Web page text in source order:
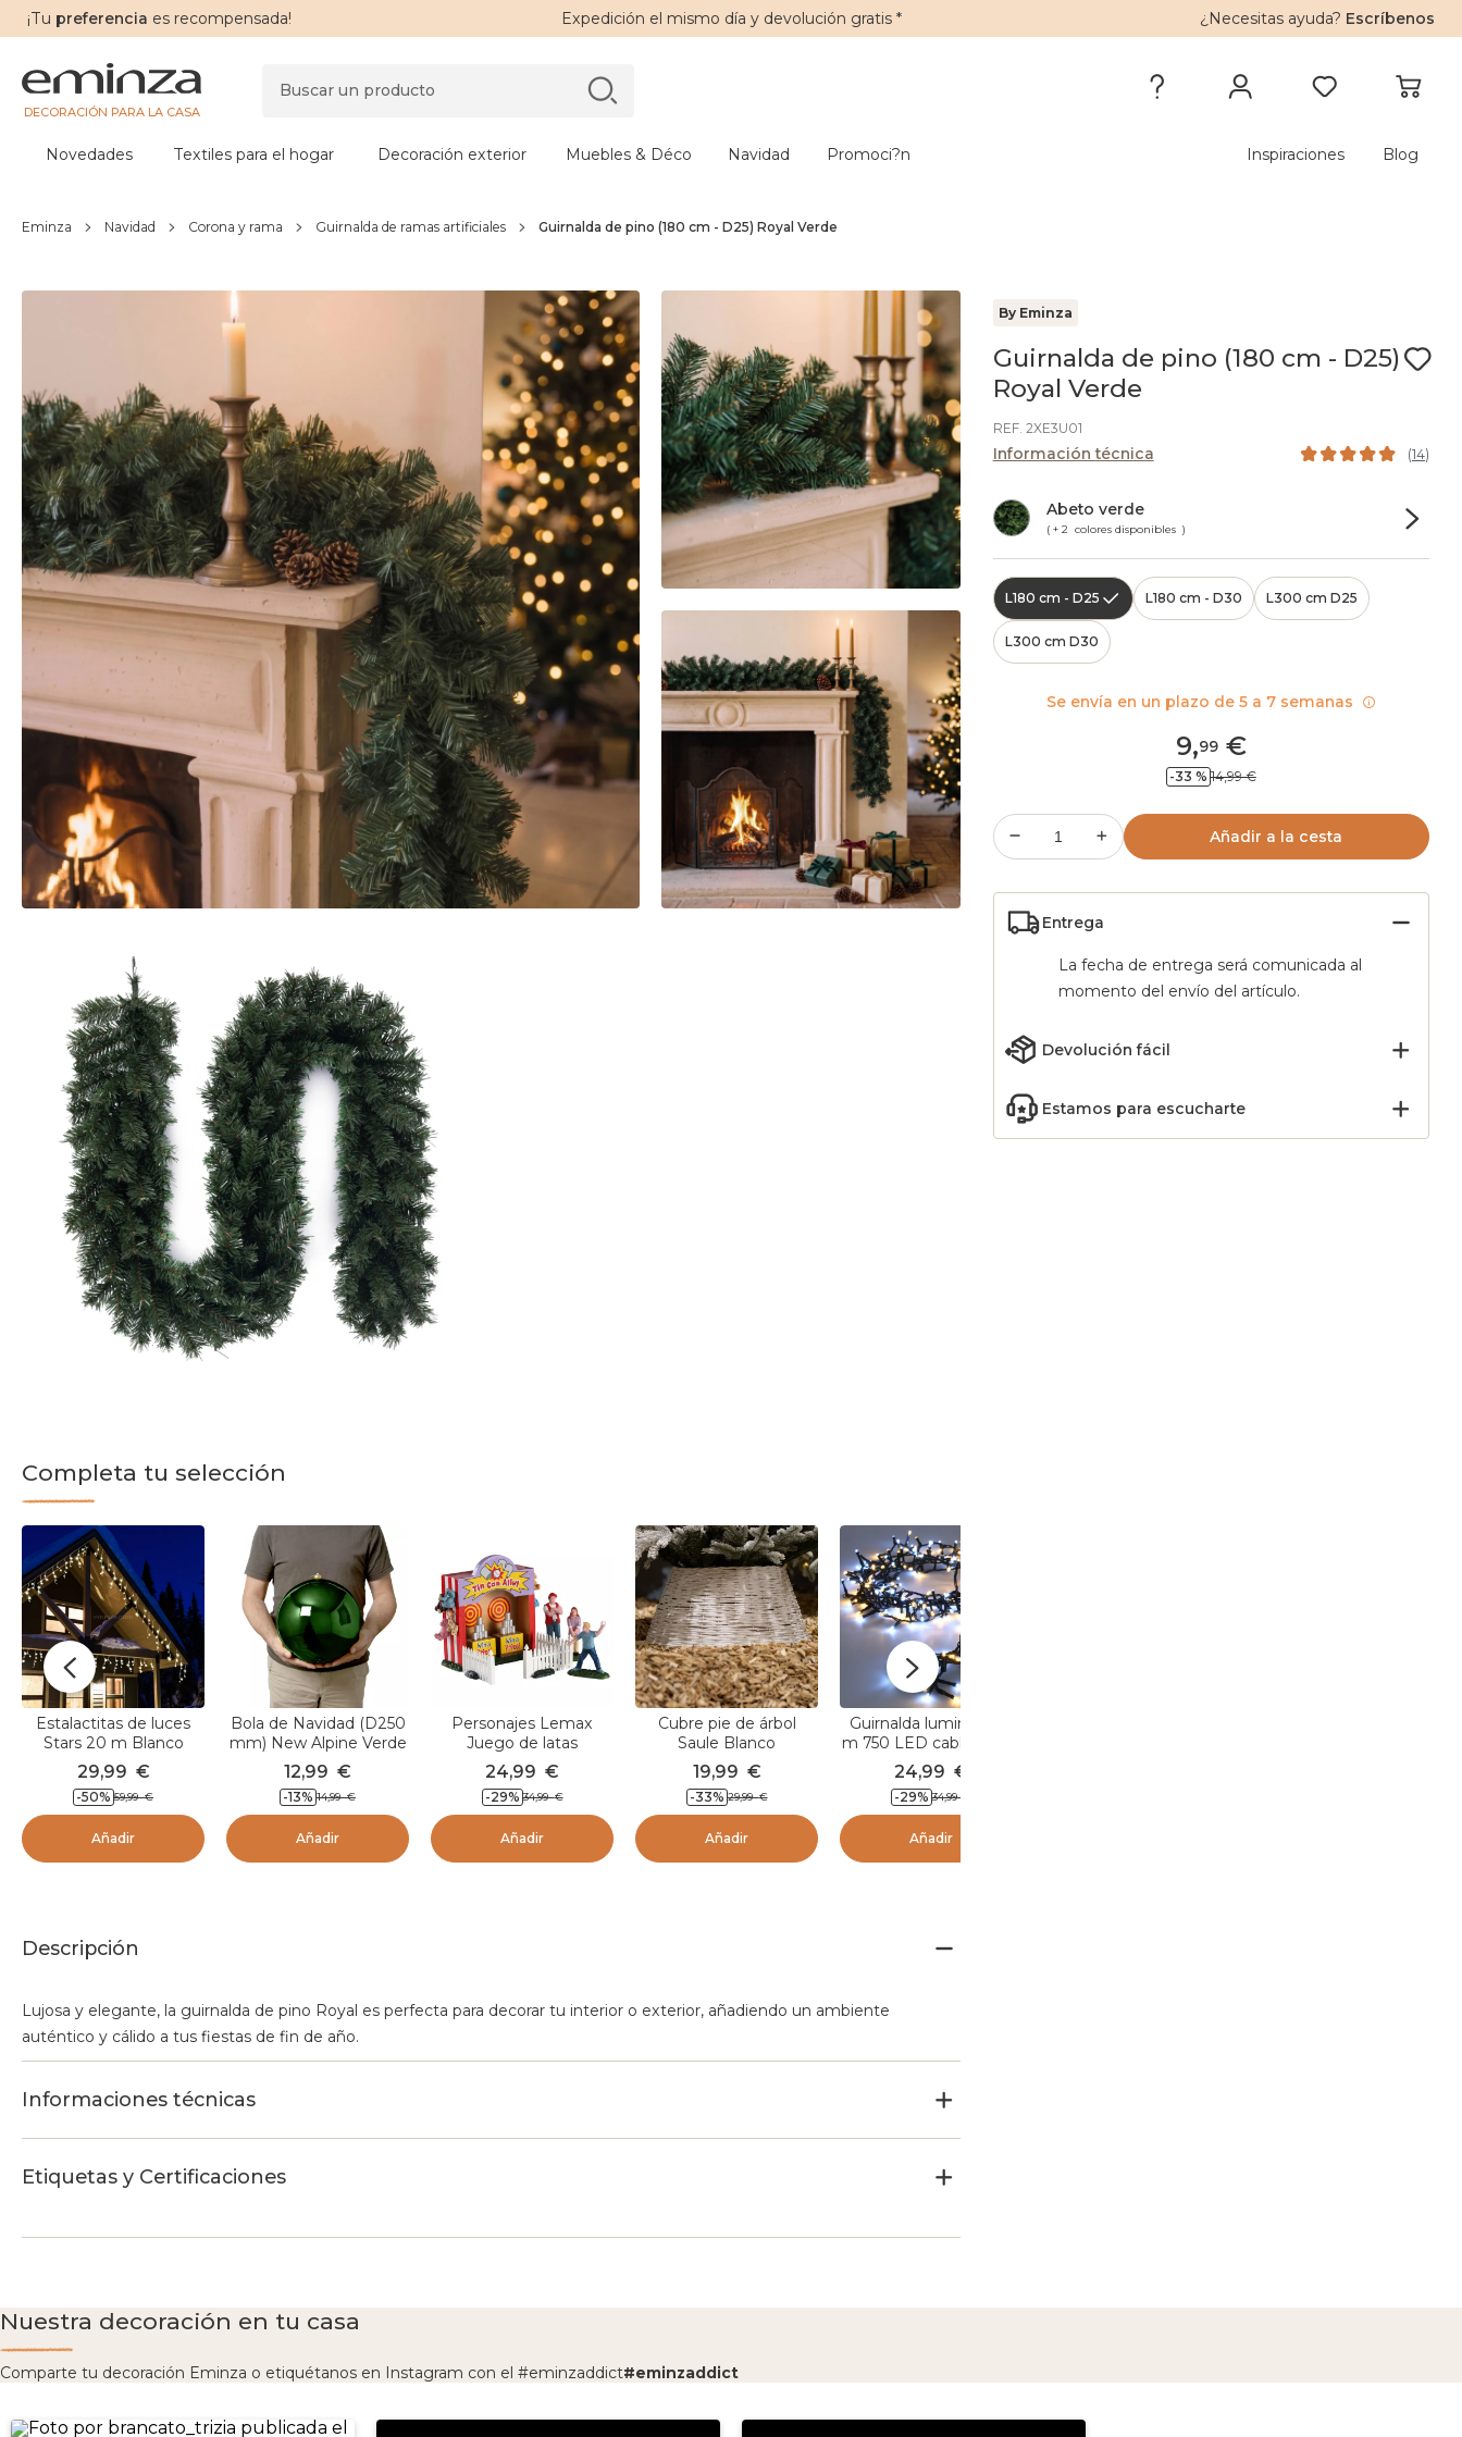
¡Tu preferencia es recompensada! Expedición el mismo día y devolución gratis* ¿Necesitas ayuda? Escríbenos
DECORACIÓN PARA LA CASA
Novedades Textiles para el hogar Decoración exterior Muebles & Déco Navidad Promoci?n Inspiraciones Blog
Eminza Navidad Corona y rama Guirnalda de ramas artificiales Guirnalda de pino (180 cm - D25) Royal Verde
By Eminza
Guirnalda de pino (180 cm - D25)
Royal Verde
REF. 2XE3U01
Información técnica (14)
Abeto verde
( + 2 colores disponibles )
L180 cm - D25 L180 cm - D30 L300 cm D25
L300 cm D30
9,99€
-33 % 14,99 €
Añadir a la cesta
Entrega
La fecha de entrega será comunicada al
momento del envío del artículo.
Devolución fácil
Estamos para escucharte
Completa tu selección
Estalactitas de luces
Stars 20 m Blanco
cálido 490 LED CB
29,99 €
-50% 59,99 €
Añadir
Bola de Navidad (D250
mm) New Alpine Verde
12,99 €
-13% 14,99 €
Añadir
Personajes Lemax
Juego de latas
24,99 €
-29% 34,99 €
Añadir
Cubre pie de árbol
Saule Blanco
19,99 €
-33% 29,99 €
Añadir
Guirnalda luminosa 16
m 750 LED cable verde
Lujo Bicolor Blanco
cálido y frío
24,99 €
-29% 34,99
Añadir
Descripción
Lujosa y elegante, la guirnalda de pino Royal es perfecta para decorar tu interior o exterior, añadiendo un ambiente
auténtico y cálido a tus fiestas de fin de año.
Informaciones técnicas
Etiquetas y Certificaciones
Nuestra decoración en tu casa
Comparte tu decoración Eminza o etiquétanos en Instagram con el #eminzaddict